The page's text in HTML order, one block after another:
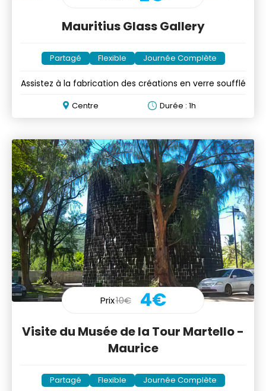
Mauritius Glass Gallery
Partagé Flexible Journée Complète
Assistez à la fabrication des créations en verre soufflé
Centre Durée : 1h
Prix10€ 4€
Visite du Musée de la Tour Martello -
Maurice
Partagé Flexible Journée Complète